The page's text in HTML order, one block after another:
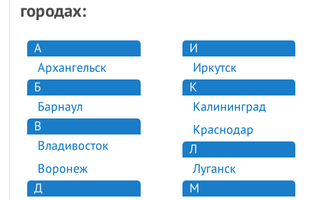
городах:
А
Архангельск
Б
Барнаул
В
Владивосток
Воронеж
Д
И
Иркутск
К
Калининград
Краснодар
Л
Луганск
М